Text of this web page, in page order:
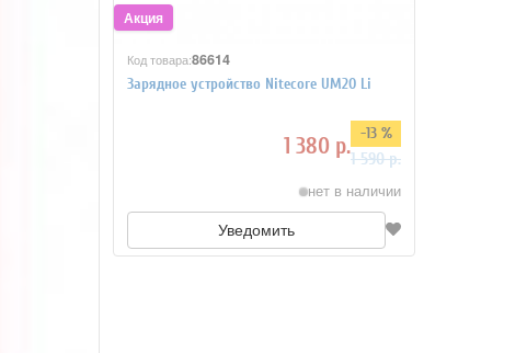
Код товара:86614
Зарядное устройство Nitecore UM20 Li
1 380 р. -13 %
1 590 р.
нет в наличии
Уведомить